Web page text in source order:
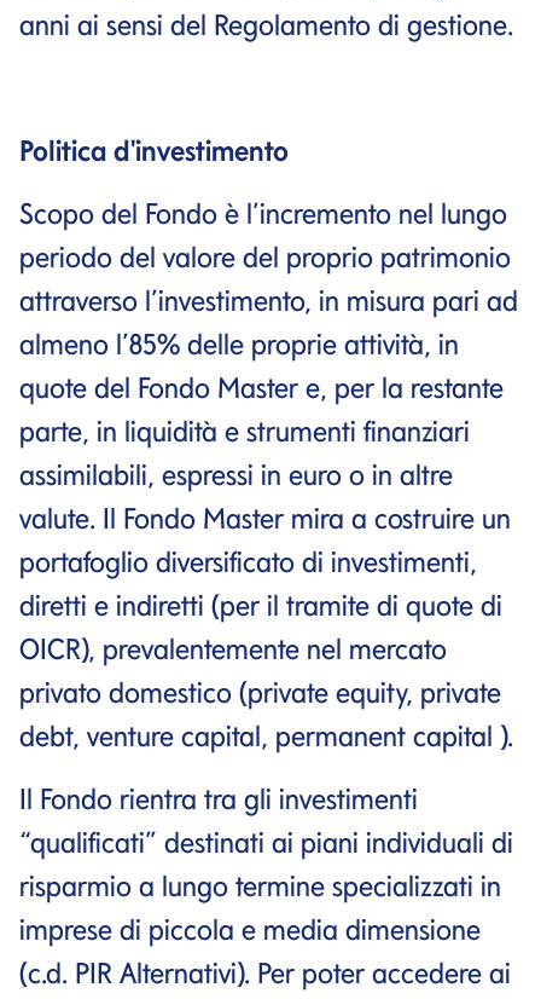
anni ai sensi del Regolamento di gestione.
Politica d'investimento
Scopo del Fondo è l’incremento nel lungo
periodo del valore del proprio patrimonio
attraverso l’investimento, in misura pari ad
almeno l’85% delle proprie attività, in
quote del Fondo Master e, per la restante
parte, in liquidità e strumenti finanziari
assimilabili, espressi in euro o in altre
valute. Il Fondo Master mira a costruire un
portafoglio diversificato di investimenti,
diretti e indiretti (per il tramite di quote di
OICR), prevalentemente nel mercato
privato domestico (private equity, private
debt, venture capital, permanent capital ).
Il Fondo rientra tra gli investimenti
“qualificati” destinati ai piani individuali di
risparmio a lungo termine specializzati in
imprese di piccola e media dimensione
(c.d. PIR Alternativi). Per poter accedere ai